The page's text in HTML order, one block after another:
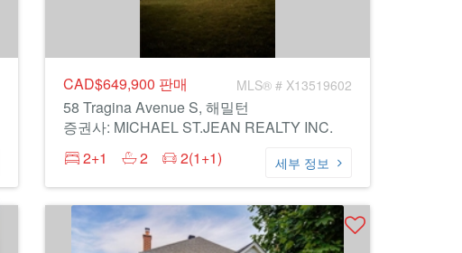
CAD$649,900 판매 MLS® # X13519602
58 Tragina Avenue S, 해밀턴
증권사: MICHAEL ST.JEAN REALTY INC.
2+1
2 2(1+1) 세부 정보